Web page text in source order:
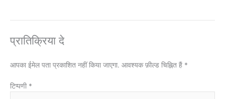
प्रातिक्रिया दे
आपका ईमेल पता प्रकाशित नहीं किया जाएगा. आवश्यक फ़ील्ड चिह्नित हैं *
टिप्पणी *